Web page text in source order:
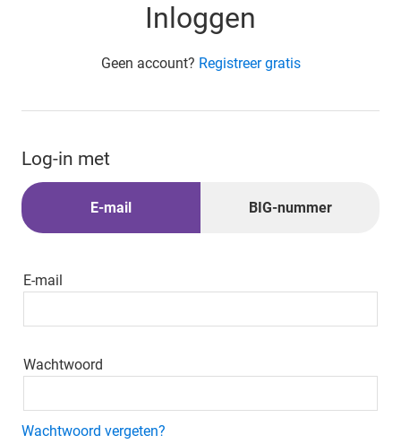
Inloggen
Geen account? Registreer gratis
Log-in met
E-mail
E-mail
Wachtwoord
Wachtwoord vergeten?
BIG-nummer